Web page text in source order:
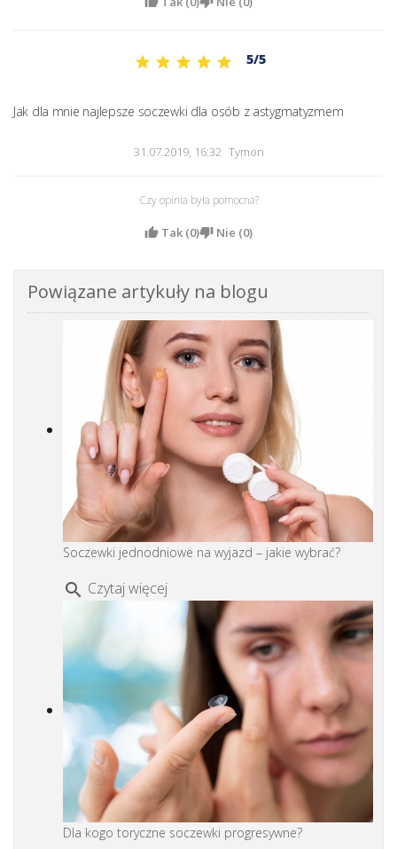
5/5
Jak dla mnie najlepsze soczewki dla osób z astygmatyzmem
31.07.2019, 16:32 Tymon
Czy opinia była pomocna?
Tak (0) Nie (0)
Powiązane artykuły na blogu
Soczewki jednodniowe na wyjazd – jakie wybrać?
search Czytaj więcej
Dla kogo toryczne soczewki progresywne?